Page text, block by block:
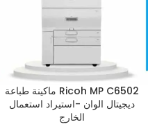
Ricoh MP C6502 ماكينة طباعة
ديجيتال الوان -استيراد استعمال
الخارج